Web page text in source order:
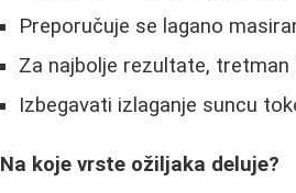
Preporučuje se lagano
Za najbolje rezultate,
Izbegavati izlaganje suncu
Na koje vrste ožiljaka deluje?